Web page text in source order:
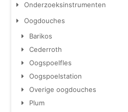
Onderzoeksinstrumenten
Oogdouches
Barikos
Cederroth
Oogspoelfles
Oogspoelstation
Overige oogdouches
Plum